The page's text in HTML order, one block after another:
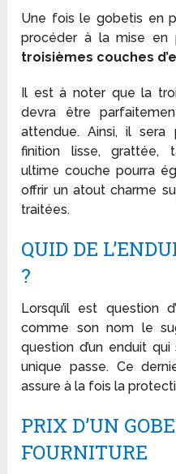
Une fois le gobetis en
procéder à la mise en
troisièmes couches
Il est à noter que la
devra être
attendue. Ainsi, il sera
finition lisse, grattée,
ultime couche pourra
offrir un atout charme
traitées.
QUID DE
?
Lorsqu’il est question
comme son nom le
question d’un enduit
unique passe. Ce
assure à la fois la
PRIX D’UN
FOURNITURE